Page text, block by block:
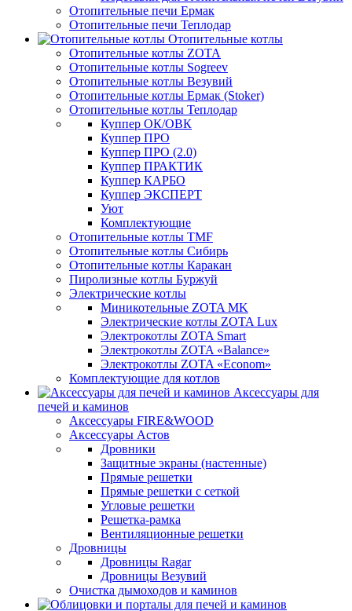
Отопительные печи Ермак
Отопительные печи Теплодар
Отопительные котлы
Отопительные котлы ZOTA
Отопительные котлы Sogreev
Отопительные котлы Везувий
Отопительные котлы Ермак (Stoker)
Отопительные котлы Теплодар
Куппер ОК/ОВК
Куппер ПРО
Куппер ПРО (2.0)
Куппер ПРАКТИК
Куппер КАРБО
Куппер ЭКСПЕРТ
Уют
Комплектующие
Отопительные котлы TMF
Отопительные котлы Сибирь
Отопительные котлы Каракан
Пиролизные котлы Буржуй
Электрические котлы
Миникотельные ZOTA MK
Электрические котлы ZOTA Lux
Электрокотлы ZOTA Smart
Электрокотлы ZOTA «Balance»
Электрокотлы ZOTA «Econom»
Комплектующие для котлов
Аксессуары для
печей и каминов
Аксессуары FIRE&WOOD
Аксессуары Астов
Дровники
Защитные экраны (настенные)
Прямые решетки
Прямые решетки с сеткой
Угловые решетки
Решетка-рамка
Вентиляционные решетки
Дровницы
Дровницы Ragar
Дровницы Везувий
Очистка дымоходов и каминов